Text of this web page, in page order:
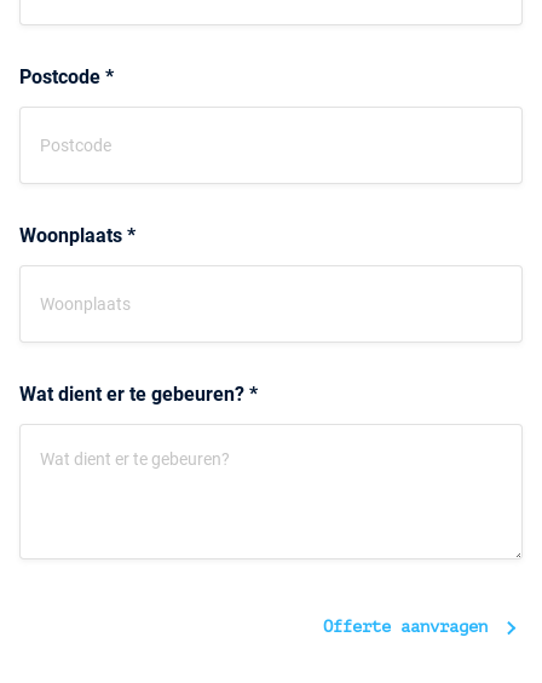
Postcode *
Woonplaats *
Wat dient er te gebeuren? *
Offerte aanvragen